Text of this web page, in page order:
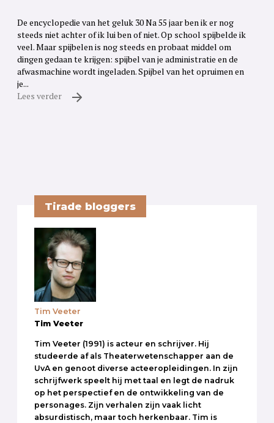
De encyclopedie van het geluk 30 Na 55 jaar ben ik er nog
steeds niet achter of ik lui ben of niet. Op school spijbelde ik
veel. Maar spijbelen is nog steeds en probaat middel om
dingen gedaan te krijgen: spijbel van je administratie en de
afwasmachine wordt ingeladen. Spijbel van het opruimen en
je...
Lees verder
Tirade bloggers
Tim Veeter
Tim Veeter
Tim Veeter (1991) is acteur en schrijver. Hij
studeerde af als Theaterwetenschapper aan de
UvA en genoot diverse acteeropleidingen. In zijn
schrijfwerk speelt hij met taal en legt de nadruk
op het perspectief en de ontwikkeling van de
personages. Zijn verhalen zijn vaak licht
absurdistisch, maar toch herkenbaar. Tim is